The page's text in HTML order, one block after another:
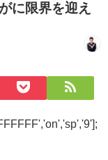
に限界を迎え